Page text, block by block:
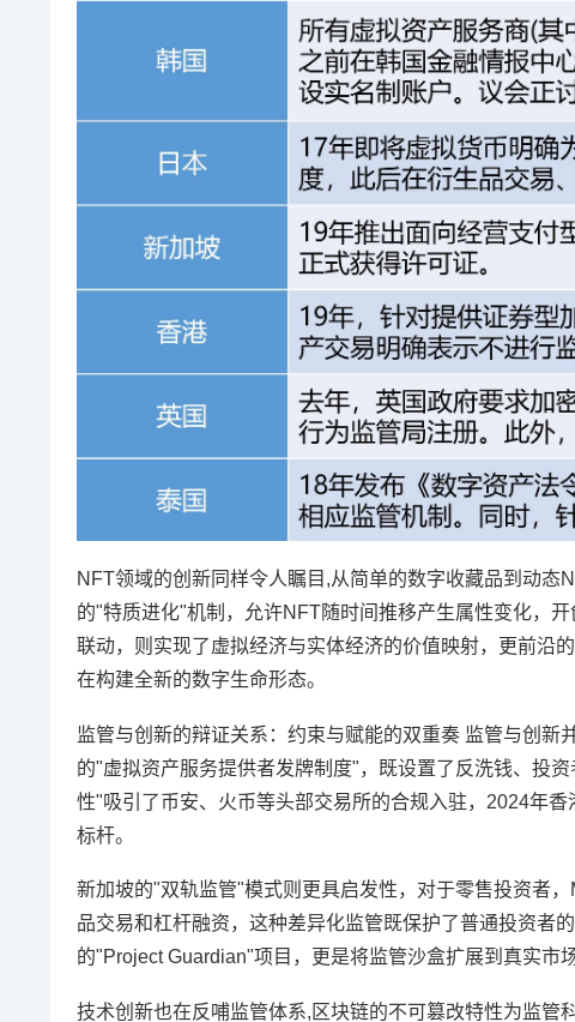
NFT领域的创新同样令人瞩目,从简单的数字收藏品到动
的"特质进化"机制，允许NFT随时间推移产生属性变化，
联动，则实现了虚拟经济与实体经济的价值映射，更前沿
在构建全新的数字生命形态。
监管与创新的辩证关系：约束与赋能的双重奏 监管与创
的"虚拟资产服务提供者发牌制度"，既设置了反洗钱、投
性"吸引了币安、火币等头部交易所的合规入驻，2024年
标杆。
新加坡的"双轨监管"模式则更具启发性，对于零售投资者
品交易和杠杆融资，这种差异化监管既保护了普通投资者
的"Project Guardian"项目，更是将监管沙盒扩展到真实市
技术创新也在反哺监管体系,区块链的不可篡改特性为监